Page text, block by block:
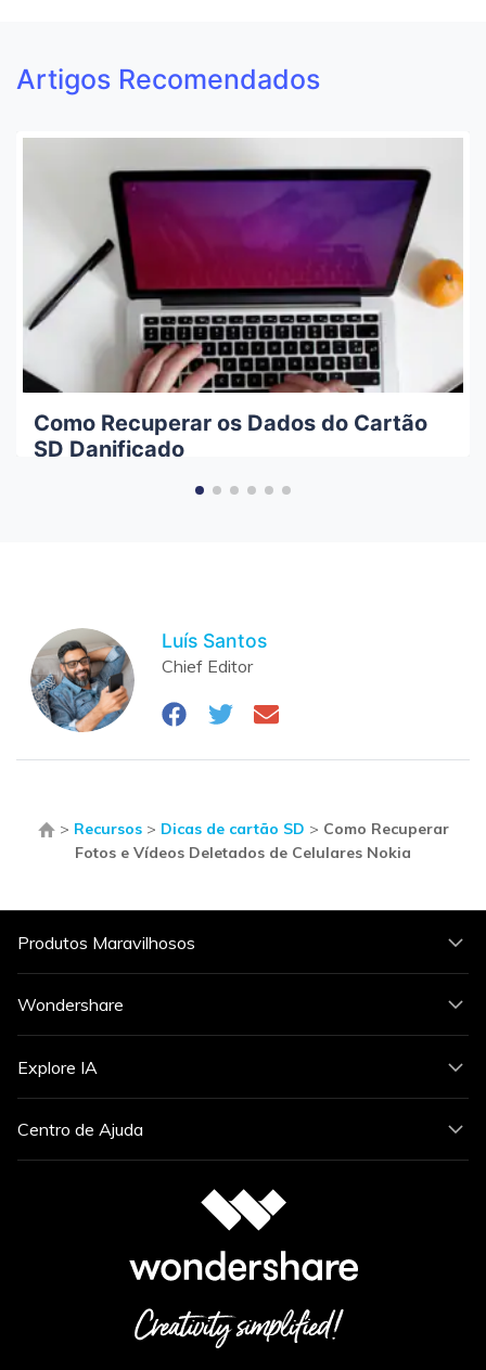
Artigos Recomendados
Como Recuperar os Dados do Cartão
SD Danificado
Luís Santos
Chief Editor
> Recursos> Dicas de cartão SD > Como Recuperar
Fotos e Vídeos Deletados de Celulares Nokia
Produtos Maravilhosos
Wondershare
Explore IA
Centro de Ajuda